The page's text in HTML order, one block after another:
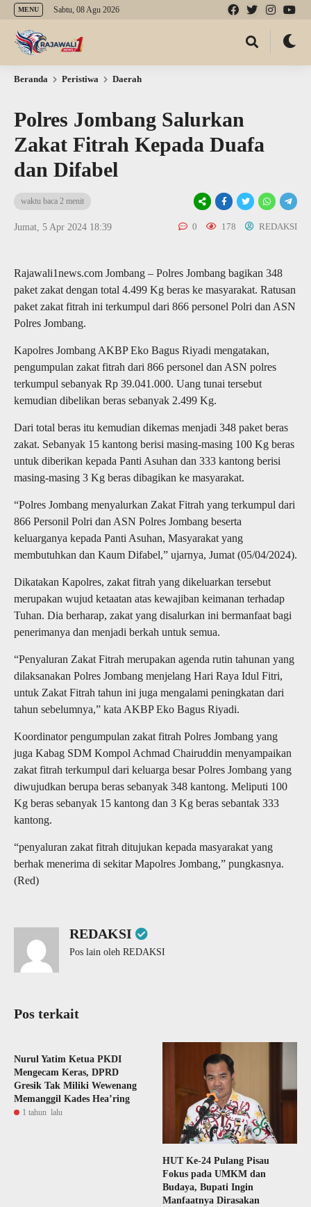
MENU Sabtu, 08 Agu 2026
Beranda Peristiwa Daerah
Polres Jombang Salurkan
Zakat Fitrah Kepada Duafa
dan Difabel
waktu baca 2 menit
Jumat, 5 Apr 2024 18:39 0 178 REDAKSI
Rajawali1news.com Jombang – Polres Jombang bagikan 348
paket zakat dengan total 4.499 Kg beras ke masyarakat. Ratusan
paket zakat fitrah ini terkumpul dari 866 personel Polri dan ASN
Polres Jombang.
Kapolres Jombang AKBP Eko Bagus Riyadi mengatakan,
pengumpulan zakat fitrah dari 866 personel dan ASN polres
terkumpul sebanyak Rp 39.041.000. Uang tunai tersebut
kemudian dibelikan beras sebanyak 2.499 Kg.
Dari total beras itu kemudian dikemas menjadi 348 paket beras
zakat. Sebanyak 15 kantong berisi masing-masing 100 Kg beras
untuk diberikan kepada Panti Asuhan dan 333 kantong berisi
masing-masing 3 Kg beras dibagikan ke masyarakat.
“Polres Jombang menyalurkan Zakat Fitrah yang terkumpul dari
866 Personil Polri dan ASN Polres Jombang beserta
keluarganya kepada Panti Asuhan, Masyarakat yang
membutuhkan dan Kaum Difabel,” ujarnya, Jumat (05/04/2024).
Dikatakan Kapolres, zakat fitrah yang dikeluarkan tersebut
merupakan wujud ketaatan atas kewajiban keimanan terhadap
Tuhan. Dia berharap, zakat yang disalurkan ini bermanfaat bagi
penerimanya dan menjadi berkah untuk semua.
“Penyaluran Zakat Fitrah merupakan agenda rutin tahunan yang
dilaksanakan Polres Jombang menjelang Hari Raya Idul Fitri,
untuk Zakat Fitrah tahun ini juga mengalami peningkatan dari
tahun sebelumnya,” kata AKBP Eko Bagus Riyadi.
Koordinator pengumpulan zakat fitrah Polres Jombang yang
juga Kabag SDM Kompol Achmad Chairuddin menyampaikan
zakat fitrah terkumpul dari keluarga besar Polres Jombang yang
diwujudkan berupa beras sebanyak 348 kantong. Meliputi 100
Kg beras sebanyak 15 kantong dan 3 Kg beras sebantak 333
kantong.
“penyaluran zakat fitrah ditujukan kepada masyarakat yang
berhak menerima di sekitar Mapolres Jombang,” pungkasnya.
(Red)
REDAKSI
Pos lain oleh REDAKSI
Pos terkait
Nurul Yatim Ketua PKDI
Mengecam Keras, DPRD
Gresik Tak Miliki Wewenang
Memanggil Kades Hea’ring
1 tahun lalu
HUT Ke-24 Pulang Pisau
Fokus pada UMKM dan
Budaya, Bupati Ingin
Manfaatnya Dirasakan